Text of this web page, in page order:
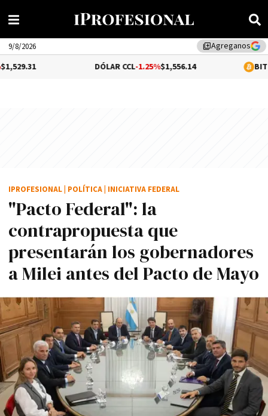
library_addAgreganos
9/8/2026
-1.25%$1,556.14 -0.02%
"Pacto Federal": la
contrapropuesta que
presentarán los gobernadores
a Milei antes del Pacto de Mayo
IPROFESIONAL POLÍTICA INICIATIVA FEDERAL